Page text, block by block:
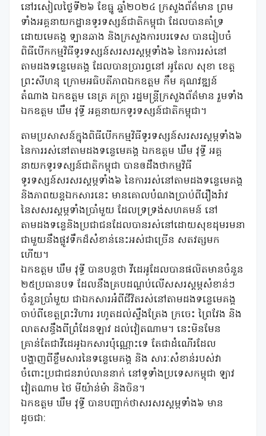
នៅរសៀលថ្ងៃទី២៦ ខែធ្នូ ឆ្នាំ២០២៤ ក្រសួងព័ត៌មាន ព្រម
ទាំងអគ្គនាយកដ្ឋានទូរទស្សន៍ជាតិកម្ពុជា ដែលបានគាំទ្រ
ដោយមេគង្គ ទ្បានឆាង និងក្រសួងការបរទេស បានរៀបចំ
ពិធីបើកកម្មវិធីទូរទស្សន៍សរសរស្តម្ភទាំង៦ នៃការរស់នៅ
តាមដងទន្លេមេគង្គ ដែលបានប្រារព្ធនៅ អូតែល សុខា ខេត្ត
ព្រះសីហនុ ក្រោមអធិបតីភាពឯកឧត្ដម កឹម គុណវឌ្ឍន៍
តំណាង ឯកឧត្តម នេត្រ ភក្ត្រា រដ្ឋមន្ត្រីក្រសួងព័ត៌មាន រួមទាំង
ឯកឧត្តម ឃឹម វុទ្ធី អគ្គនាយកទូរទស្សន៍ជាតិកម្ពុជា។
តាមប្រសាសន៍ក្នុងពិធីបើកកម្មវិធីទូរទស្សន៍សរសរស្តម្ភទាំង៦
នៃការរស់នៅតាមដងទន្លេមេគង្គ ឯកឧត្តម ឃឹម វុទ្ធី អគ្គ
នាយកទូរទស្សន៍ជាតិកម្ពុជា បានឲដឹងថាកម្មវិធី
ទូរទស្សន៍សរសរស្តម្ភទាំង៦ នៃការរស់នៅតាមដងទន្លេមេគង្គ
និងភាពយន្តឯកសារនេះ មានគោលបំណងប្រាប់ពីរឿងរ៉ាវ
នៃសសរស្តម្ភទាំងប្រាំមួយ ដែលទ្រទ្រង់សហគមន៍ នៅ
តាមដងទន្លេនិងប្រជាជនដែលបានរស់នៅដោយសុខដុមរមនា
ជាមួយនឹងផ្លូវទឹកដ៏សំខាន់នេះអស់ជាច្រើន សតវត្សមក
ហើយ។
ឯកឧត្តម ឃឹម វុទ្ធី បានបន្តថា វីដេអូដែលបានផលិតមានចំនួន
២៥ប្រធានបទ ដែលនឹងគ្របដណ្តប់លើសសរស្តម្ភសំខាន់ៗ
ចំនួនប្រាំមួយ ជាឯកសារអំពីជីវិតរស់នៅតាមដងទន្លេមេគង្គ
ចាប់ពីខេត្តព្រះវិហារ រហូតដល់ស្ទឹងត្រែង ក្រចេះ ព្រៃវែង និង
លាតសន្ធឹងពីព្រំដែនឡាវ ដល់វៀតណាម។ នេះមិនមែន
គ្រាន់តែជាវីដេអូឯកសារប៉ុណ្ណោះទេ តែជាដំណើរដែល
បង្ហាញពីខ្លឹមសារនៃទន្លេមេគង្គ និង សារៈសំខាន់របស់វា
ចំពោះប្រជាជនរាប់លាននាក់ នៅទូទាំងប្រទេសកម្ពុជា ឡាវ
វៀតណាម ថៃ មីយ៉ាន់ម៉ា និងចិន។
ឯកឧត្តម ឃឹម វុទ្ធី បានបញ្ជាក់ថាសរសរស្តម្ភទាំង៦ មាន
ដូចជា: